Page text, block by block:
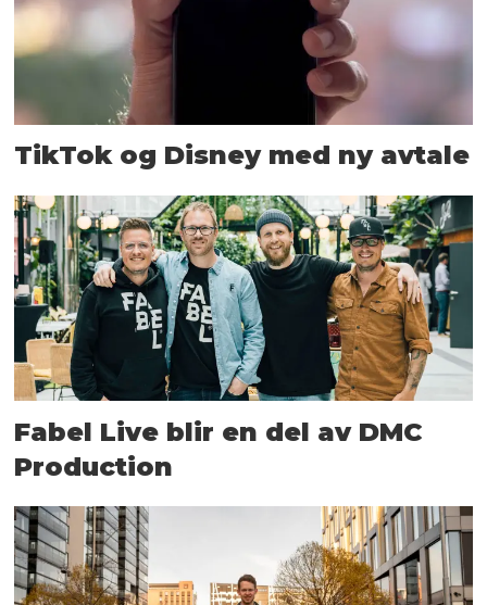
TikTok og Disney med ny avtale
Fabel Live blir en del av DMC
Production